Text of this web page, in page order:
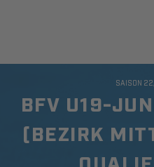
BFV U19-
(BEZIRK
SAISON